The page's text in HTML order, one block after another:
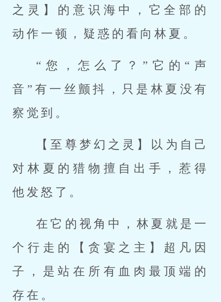
之灵】的意识海中，它全部的
动作一顿，疑惑的看向林夏。
“您，怎么了？”它的“声
音”有一丝颤抖，只是林夏没有
察觉到。
【至尊梦幻之灵】以为自己
对林夏的猎物擅自出手，惹得
他发怒了。
在它的视角中，林夏就是一
个行走的【贪宴之主】超凡因
子，是站在所有血肉最顶端的
存在。